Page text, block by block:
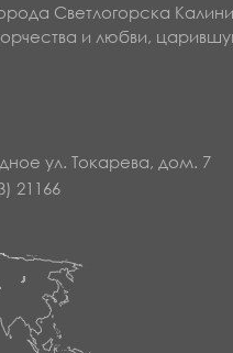
Светлогорска
и любви,
ул. Токарева, дом. 7
21166